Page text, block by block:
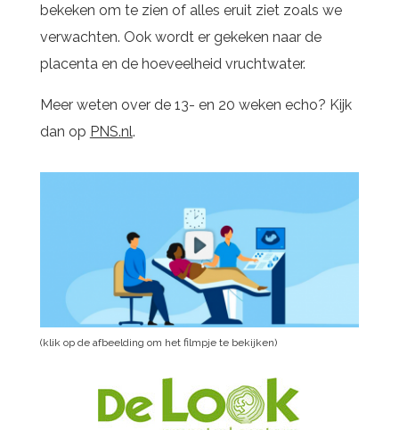
bekeken om te zien of alles eruit ziet zoals we
verwachten. Ook wordt er gekeken naar de
placenta en de hoeveelheid vruchtwater.
Meer weten over de 13- en 20 weken echo? Kijk
dan op PNS.nl.
(klik op de afbeelding om het filmpje te bekijken)